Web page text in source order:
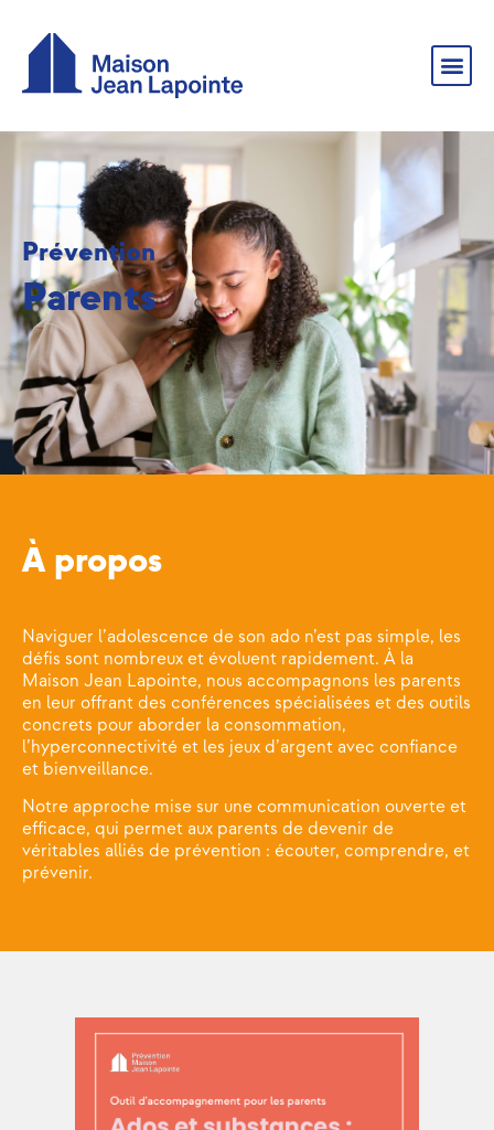
Prévention
Parents
À propos​
Naviguer l’adolescence de son ado n’est pas simple, les
défis sont nombreux et évoluent rapidement. À la
Maison Jean Lapointe, nous accompagnons les parents
en leur offrant des conférences spécialisées et des outils
concrets pour aborder la consommation,
l’hyperconnectivité et les jeux d’argent avec confiance
et bienveillance.
Notre approche mise sur une communication ouverte et
efficace, qui permet aux parents de devenir de
véritables alliés de prévention : écouter, comprendre, et
prévenir.